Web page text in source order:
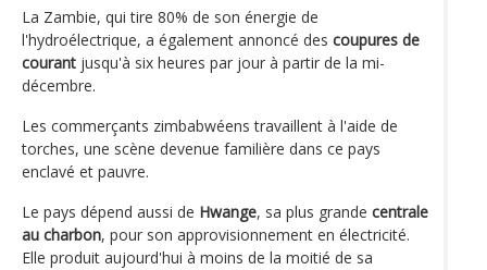
La Zambie, qui tire 80% de son énergie de
l'hydroélectrique, a également annoncé des coupures de
courant jusqu'à six heures par jour à partir de la mi-
décembre.
Les commerçants zimbabwéens travaillent à l'aide de
torches, une scène devenue familière dans ce pays
enclavé et pauvre.
Le pays dépend aussi de Hwange, sa plus grande centrale
au charbon, pour son approvisionnement en électricité.
Elle produit aujourd'hui à moins de la moitié de sa